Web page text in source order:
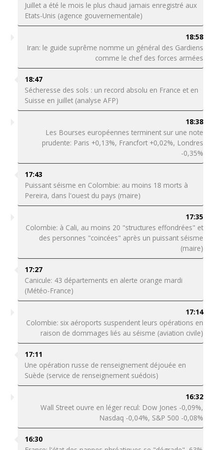
Juillet a été le mois le plus chaud jamais enregistré aux
Etats-Unis (agence gouvernementale)
18:58
Iran: le guide suprême nomme un général des Gardiens
comme le chef des forces armées
18:47
Sécheresse des sols : un record absolu en France et en
Suisse en juillet (analyse AFP)
18:38
Les Bourses européennes terminent sur une note
prudente: Paris +0,13%, Francfort +0,02%, Londres
-0,35%
17:43
Puissant séisme en Colombie: au moins 18 morts à
Pereira, dans l'ouest du pays (maire)
17:35
Colombie: à Cali, au moins 20 "structures effondrées" et
des personnes "coincées" après un puissant séisme
(maire)
17:27
Canicule: 43 départements en alerte orange mardi
(Météo-France)
17:14
Colombie: six aéroports suspendent leurs opérations en
raison de dommages liés au séisme (aviation civile)
17:11
Une opération russe de renseignement déjouée en
Suède (service de renseignement suédois)
16:32
Wall Street ouvre en léger recul: Dow Jones -0,09%,
Nasdaq -0,04%, S&P 500 -0,08%
16:30